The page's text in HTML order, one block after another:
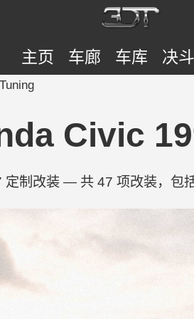
主页 车廊 车库 决斗
Civic
制改装 — 共 47 项改装，包